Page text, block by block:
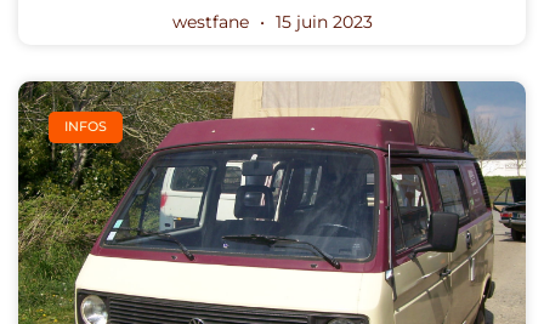
westfane 15 juin 2023
INFOS